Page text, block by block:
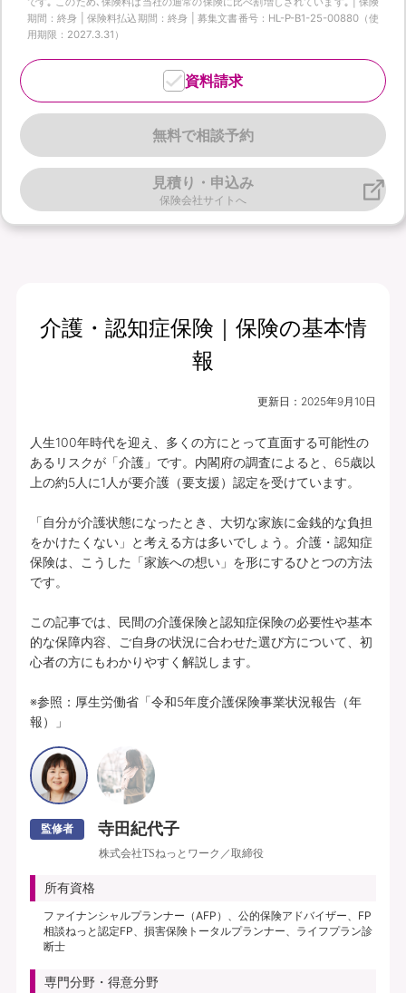
期間：終身 | 保険料払込期間：終身 | 募集文書番号：HL-P-B1-25-00880（使
用期限：2027.3.31）
無料で相談予約
資料請求
見積り・申込み
保険会社サイトへ
介護・認知症保険｜保険の基本情
報
更新日： 2025年9月10日
人生100年時代を迎え、多くの方にとって直面する可能性の
あるリスクが「介護」です。内閣府の調査によると、65歳以
上の約5人に1人が要介護（要支援）認定を受けています。
「自分が介護状態になったとき、大切な家族に金銭的な負担
をかけたくない」と考える方は多いでしょう。介護・認知症
保険は、こうした「家族への想い」を形にするひとつの方法
です。
この記事では、民間の介護保険と認知症保険の必要性や基本
的な保障内容、ご自身の状況に合わせた選び方について、初
心者の方にもわかりやすく解説します。
※参照：厚生労働省「令和5年度介護保険事業状況報告（年
報）」
監修者 寺田紀代子
株式会社TSねっとワーク／取締役
所有資格
ファイナンシャルプランナー（AFP）、公的保険アドバイザー、FP
相談ねっと認定FP、損害保険トータルプランナー、ライフプラン診
断士
専門分野・得意分野